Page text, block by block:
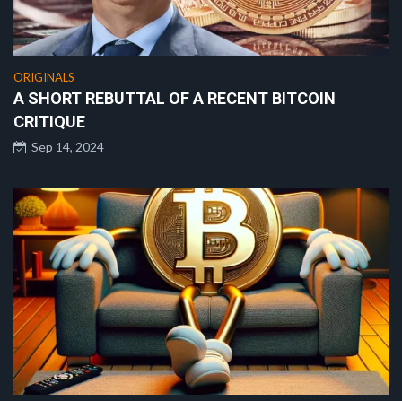
ORIGINALS
A SHORT REBUTTAL OF A RECENT BITCOIN
CRITIQUE
Sep 14, 2024